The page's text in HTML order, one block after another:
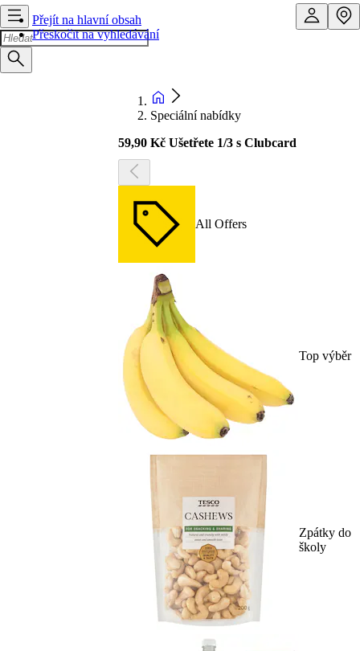
Přejít na hlavní obsah
Přeskočit na vyhledávání
Speciální nabídky
59,90 Kč Ušetřete 1/3 s Clubcard
All Offers
Top výběr
Zpátky do
školy